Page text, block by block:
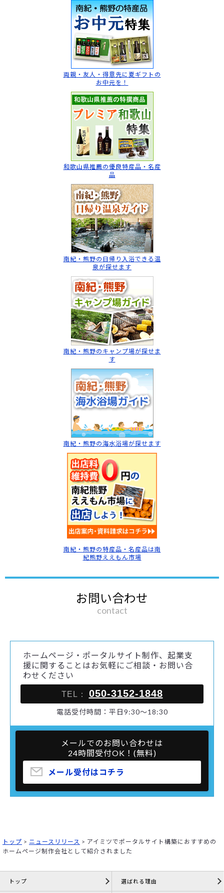
両親・友人・得意先に 夏ギフトの
お中元を！
和歌山県推薦の優良特産品・名産
品
南紀・熊野の日帰り入浴できる温
泉が探せます
南紀・熊野のキャンプ場が探せま
す
南紀・熊野の海水浴場が探せます
南紀・熊野の特産品・名産品は南
紀熊野ええもん市場
お問い合わせ
contact
ホームページ・ポータルサイト制作、起業支
援に関することはお気軽にご相談・お問い合
わせください
TEL： 050-3152-1848
電話受付時間：平日9:30～18:30
メールでのお問い合わせは
24時間受付OK！(無料)
メール受付はコチラ
トップ > ニュースリリース > アイミツでポータルサイト構築におすすめの
ホームページ制作会社として紹介されました
トップ 選ばれる理由